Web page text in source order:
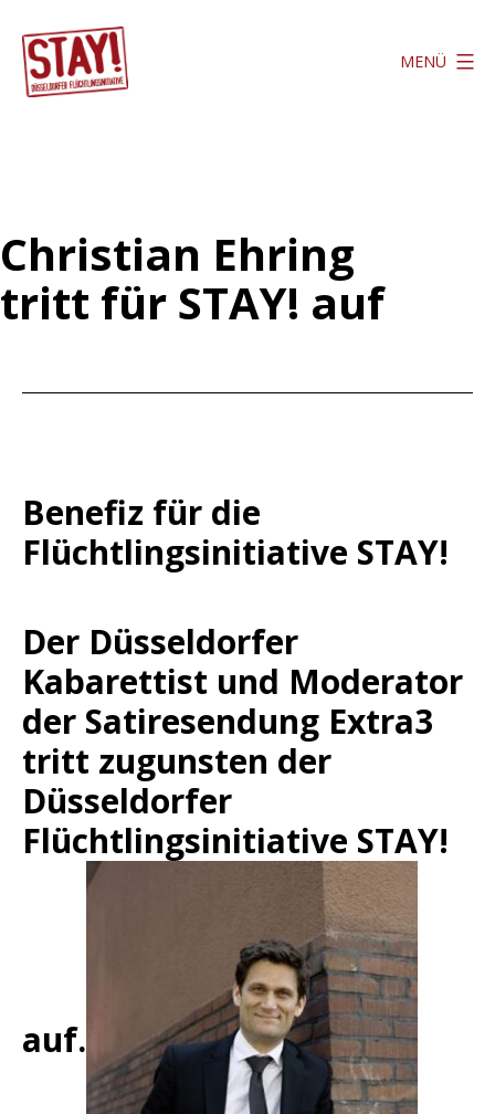
Inhalt
springen
MENÜ
Christian Ehring
tritt für STAY! auf
Benefiz für die
Flüchtlingsinitiative STAY!
Der Düsseldorfer
Kabarettist und Moderator
der Satiresendung Extra3
tritt zugunsten der
Düsseldorfer
Flüchtlingsinitiative STAY!
auf.